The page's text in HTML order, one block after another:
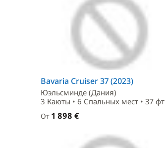
Bavaria Cruiser 37 (2023)
Юэльсминде (Дания)
3 Каюты • 6 Спальныx мест • 37 фт
От 1 898 €